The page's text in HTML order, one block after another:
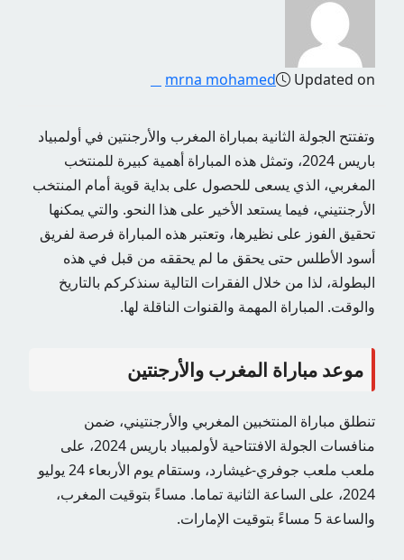
mrna mohamed Updated on
وتفتتح الجولة الثانية بمباراة المغرب والأرجنتين في أولمبياد
باريس 2024، وتمثل هذه المباراة أهمية كبيرة للمنتخب
المغربي، الذي يسعى للحصول على بداية قوية أمام المنتخب
الأرجنتيني، فيما يستعد الأخير على هذا النحو. والتي يمكنها
تحقيق الفوز على نظيرها، وتعتبر هذه المباراة فرصة لفريق
أسود الأطلس حتى يحقق ما لم يحققه من قبل في هذه
البطولة، لذا من خلال الفقرات التالية سنذكركم بالتاريخ
والوقت. المباراة المهمة والقنوات الناقلة لها.
موعد مباراة المغرب والأرجنتين
تنطلق مباراة المنتخبين المغربي والأرجنتيني، ضمن
منافسات الجولة الافتتاحية لأولمبياد باريس 2024، على
ملعب ملعب جوفري-غيشارد، وستقام يوم الأربعاء 24 يوليو
2024، على الساعة الثانية تماما. مساءً بتوقيت المغرب،
والساعة 5 مساءً بتوقيت الإمارات.